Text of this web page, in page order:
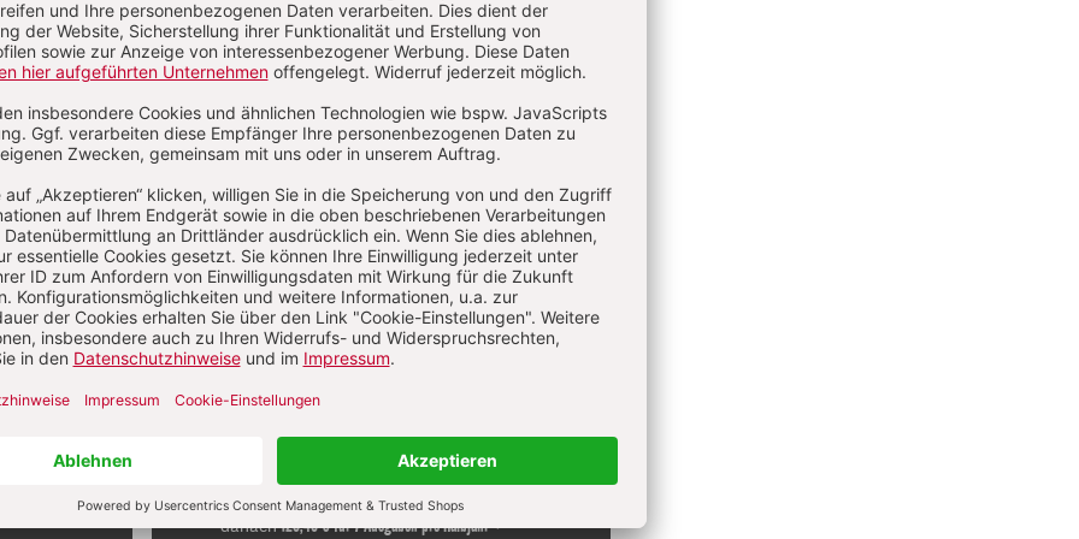
Diesen Artikel jetzt lesen!
Im Abo
Ihr Plus: Zugriff auch auf alle anderen
2 Hefte + 2 Hefte digital 0,00 €
danach120,40 € für 7 Ausgaben pro Halbjahr +